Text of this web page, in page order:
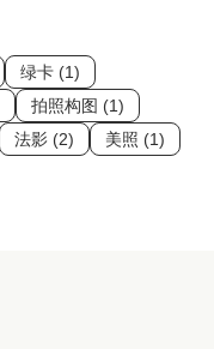
绿卡 (1)
拍照构图 (1)
法影 (2)
美照 (1)